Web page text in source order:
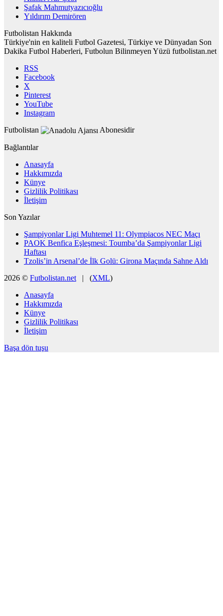
Şafak Mahmutyazıcıoğlu
Yıldırım Demirören
Futbolistan Hakkında
Türkiye'nin en kaliteli Futbol Gazetesi, Türkiye ve Dünyadan Son
Dakika Futbol Haberleri, Futbolun Bilinmeyen Yüzü futbolistan.net
RSS
Facebook
X
Pinterest
YouTube
Instagram
Futbolistan
Abonesidir
Bağlantılar
Anasayfa
Hakkımızda
Künye
Gizlilik Politikası
İletişim
Son Yazılar
Şampiyonlar Ligi Muhtemel 11: Olympiacos NEC Maçı
PAOK Benfica Eşleşmesi: Toumba’da Şampiyonlar Ligi
Haftası
Tzolis’in Arsenal’de İlk Golü: Girona Maçında Sahne Aldı
2026 © Futbolistan.net | (XML)
Anasayfa
Hakkımızda
Künye
Gizlilik Politikası
İletişim
Başa dön tuşu